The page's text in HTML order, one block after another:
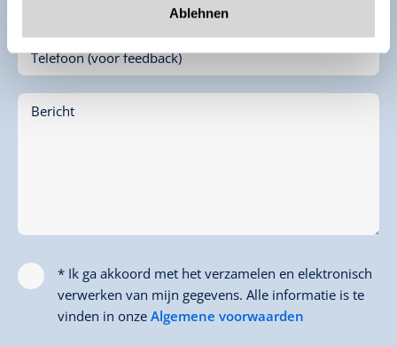
Ablehnen
Telefoon (voor feedback)
Bericht
* Ik ga akkoord met het verzamelen en elektronisch
verwerken van mijn gegevens. Alle informatie is te
vinden in onze Algemene voorwaarden